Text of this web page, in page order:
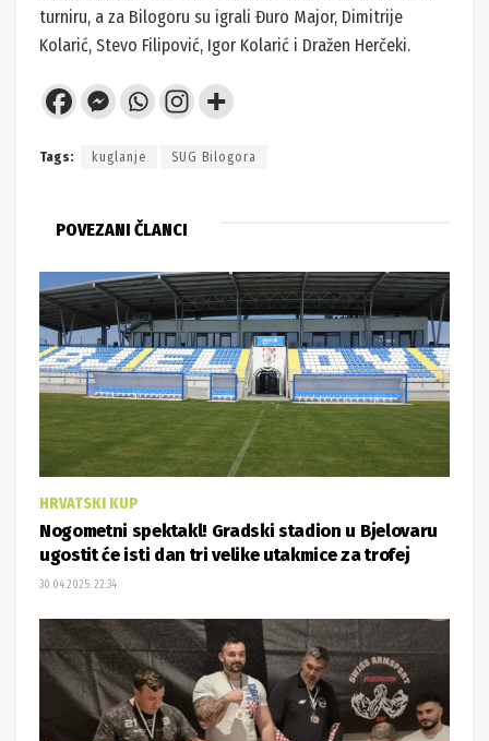
turniru, a za Bilogoru su igrali Đuro Major, Dimitrije
Kolarić, Stevo Filipović, Igor Kolarić i Dražen Herčeki.
Tags: kuglanje SUG Bilogora
POVEZANI ČLANCI
HRVATSKI KUP
Nogometni spektakl! Gradski stadion u Bjelovaru
ugostit će isti dan tri velike utakmice za trofej
30.04.2025. 22:34